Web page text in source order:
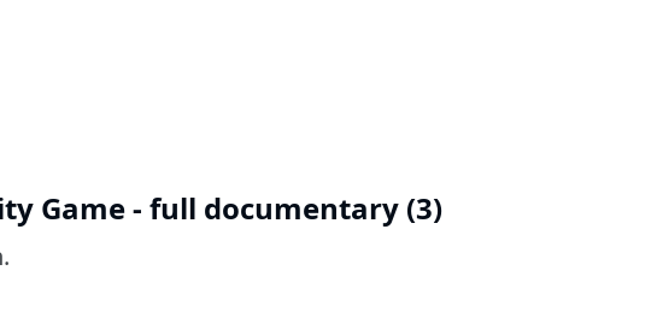
Game - full documentary (3)